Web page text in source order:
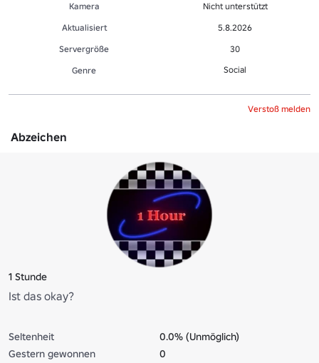
Kamera
Nicht unterstützt
Aktualisiert
5.8.2026
Servergröße
30
Genre
Social
Verstoß melden
Abzeichen
1 Stunde
Ist das okay?
Seltenheit
0.0% (Unmöglich)
Gestern gewonnen
0